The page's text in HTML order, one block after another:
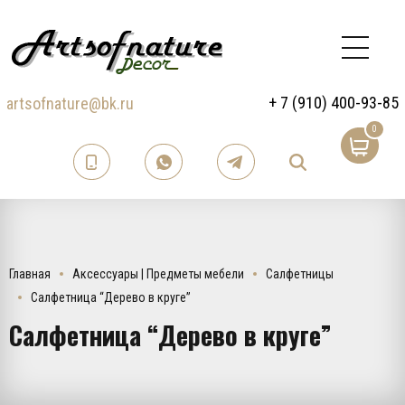
artsofnature@bk.ru + 7 (910) 400-93-85
0
Главная Аксессуары | Предметы мебели
Салфетницы
Салфетница “Дерево в круге”
Салфетница “Дерево в круге”